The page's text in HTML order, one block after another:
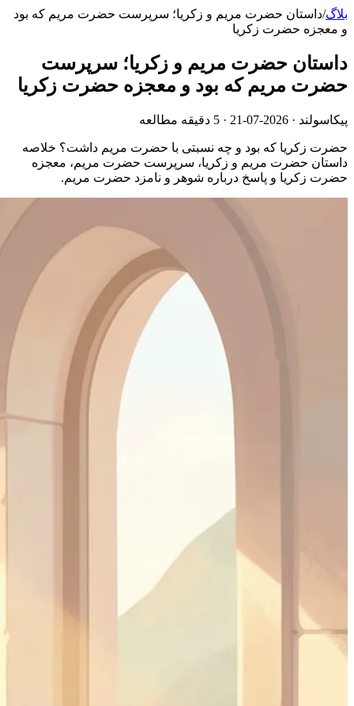
بلاگ/داستان حضرت مریم و زکریا؛ سرپرست حضرت مریم که بود
و معجزه حضرت زکریا
داستان حضرت مریم و زکریا؛ سرپرست
حضرت مریم که بود و معجزه حضرت زکریا
پیکاسولند · 2026-07-21 · 5 دقیقه مطالعه
حضرت زکریا که بود و چه نسبتی با حضرت مریم داشت؟ خلاصه
داستان حضرت مریم و زکریا، سرپرست حضرت مریم، معجزه
حضرت زکریا و پاسخ درباره شوهر و نامزد حضرت مریم.